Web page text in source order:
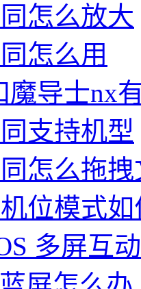
怎么放大
怎么用
魔导士nx
支持机型
怎么拖拽
位模式
多屏互